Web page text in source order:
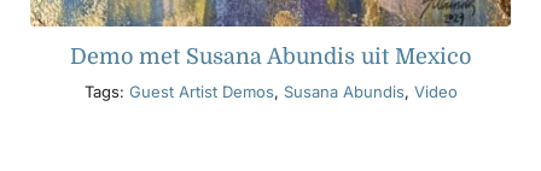
Demo met Susana Abundis uit Mexico
Tags: Guest Artist Demos, Susana Abundis, Video